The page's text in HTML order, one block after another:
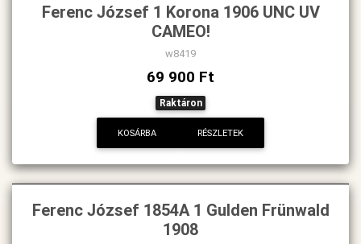
Ferenc József 1 Korona 1906 UNC UV
CAMEO!
w8419
69 900 Ft
Raktáron
KOSÁRBA RÉSZLETEK
Ferenc József 1854A 1 Gulden Frünwald
1908